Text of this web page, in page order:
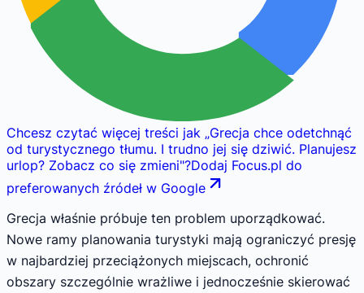
Chcesz czytać więcej treści jak „Grecja chce odetchnąć
od turystycznego tłumu. I trudno jej się dziwić. Planujesz
urlop? Zobacz co się zmieni"?Dodaj Focus.pl do
preferowanych źródeł w Google
Grecja właśnie próbuje ten problem uporządkować.
Nowe ramy planowania turystyki mają ograniczyć presję
w najbardziej przeciążonych miejscach, ochronić
obszary szczególnie wrażliwe i jednocześnie skierować